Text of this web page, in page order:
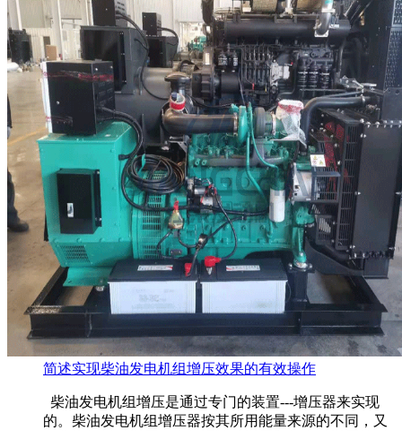
简述实现柴油发电机组增压效果的有效操作
柴油发电机组增压是通过专门的装置---增压器来实现
的。柴油发电机组增压器按其所用能量来源的不同，又